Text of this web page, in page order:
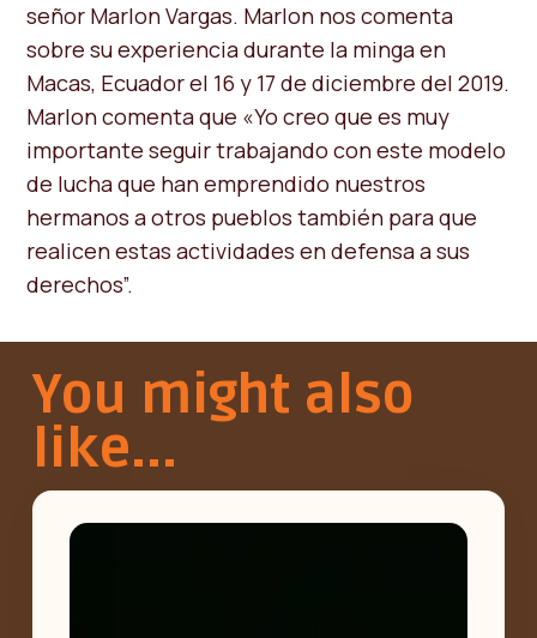
señor Marlon Vargas. Marlon nos comenta
sobre su experiencia durante la minga en
Macas, Ecuador el 16 y 17 de diciembre del 2019.
Marlon comenta que «Yo creo que es muy
importante seguir trabajando con este modelo
de lucha que han emprendido nuestros
hermanos a otros pueblos también para que
realicen estas actividades en defensa a sus
derechos”.
You might also
like...